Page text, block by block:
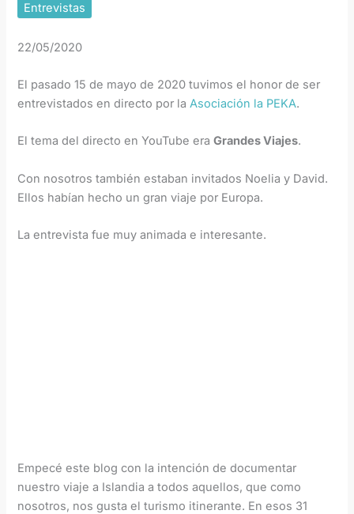
Entrevistas
22/05/2020
El pasado 15 de mayo de 2020 tuvimos el honor de ser
entrevistados en directo por laAsociación la PEKA.
El tema del directo en YouTube eraGrandes Viajes.
Con nosotros también estaban invitados Noelia y David.
Ellos habían hecho un gran viaje por Europa.
La entrevista fue muy animada e interesante.
Empecé este blog con la intención de documentar
nuestro viaje a Islandia a todos aquellos, que como
nosotros, nos gusta el turismo itinerante. En esos 31